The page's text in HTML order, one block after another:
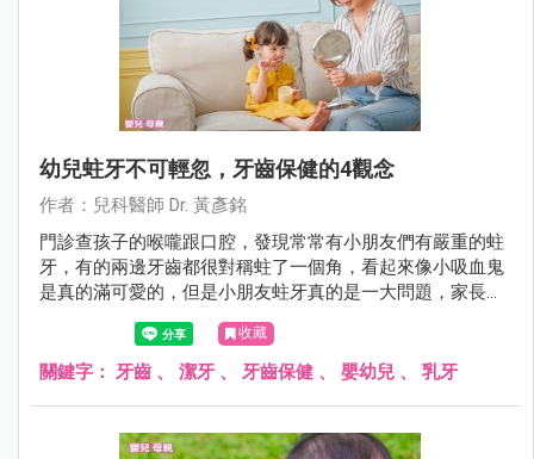
幼兒蛀牙不可輕忽，牙齒保健的4觀念
作者：兒科醫師 Dr. 黃彥銘
門診查孩子的喉嚨跟口腔，發現常常有小朋友們有嚴重的蛀
牙，有的兩邊牙齒都很對稱蛀了一個角，看起來像小吸血鬼
是真的滿可愛的，但是小朋友蛀牙真的是一大問題，家長可
能不能輕忽！在此統整一下常見的疑問與錯誤觀念讓大家參
收藏
關鍵字： 牙齒 、 潔牙 、 牙齒保健 、 嬰幼兒 、 乳牙